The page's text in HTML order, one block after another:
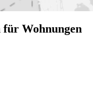
Wohnungen